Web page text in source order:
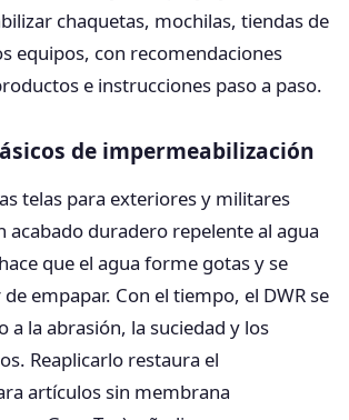
chaquetas, mochilas, tiendas de
equipos, con recomendaciones
e instrucciones paso a paso.
de impermeabilización
telas para exteriores y militares
acabado duradero repelente al agua
que el agua forme gotas y se
empapar. Con el tiempo, el DWR se
a la abrasión, la suciedad y los
Reaplicarlo restaura el
artículos sin membrana